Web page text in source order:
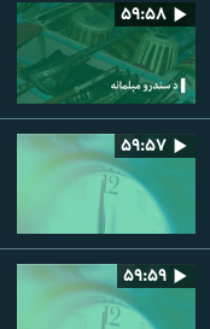
۵۹:۵۸
۵۹:۵۷
۵۹:۵۹